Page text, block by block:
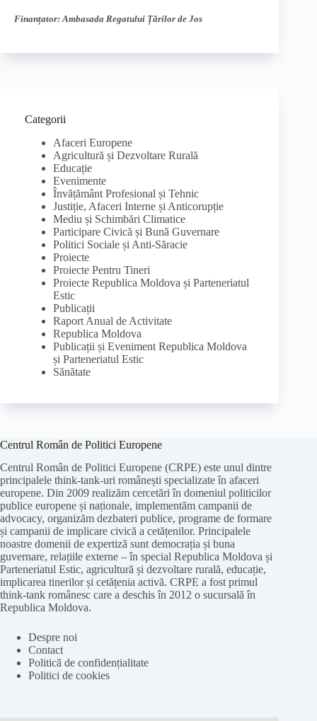
Finanțator: Ambasada Regatului Țărilor de Jos
Categorii
Afaceri Europene
Agricultură și Dezvoltare Rurală
Educație
Evenimente
Învățământ Profesional și Tehnic
Justiție, Afaceri Interne și Anticorupție
Mediu și Schimbări Climatice
Participare Civică și Bună Guvernare
Politici Sociale și Anti-Săracie
Proiecte
Proiecte Pentru Tineri
Proiecte Republica Moldova și Parteneriatul
Estic
Publicații
Raport Anual de Activitate
Republica Moldova
Publicații și Eveniment Republica Moldova
și Parteneriatul Estic
Sănătate
Centrul Român de Politici Europene
Centrul Român de Politici Europene (CRPE) este unul dintre
principalele think-tank-uri românești specializate în afaceri
europene. Din 2009 realizăm cercetări în domeniul politicilor
publice europene și naționale, implementăm campanii de
advocacy, organizăm dezbateri publice, programe de formare
și campanii de implicare civică a cetățenilor. Principalele
noastre domenii de expertiză sunt democrația și buna
guvernare, relațiile externe – în special Republica Moldova și
Parteneriatul Estic, agricultură și dezvoltare rurală, educație,
implicarea tinerilor și cetățenia activă. CRPE a fost primul
think-tank românesc care a deschis în 2012 o sucursală în
Republica Moldova.
Despre noi
Contact
Politică de confidențialitate
Politici de cookies